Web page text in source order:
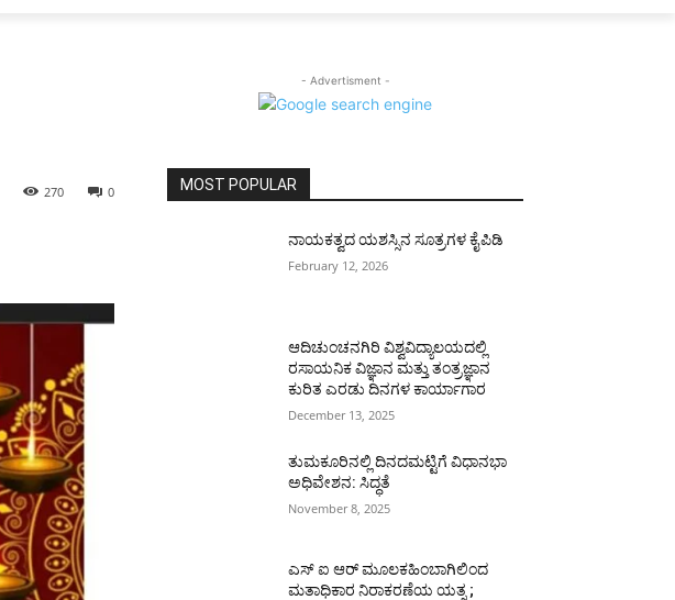
0
270
- Advertisment -
MOST POPULAR
ನಾಯಕತ್ವದ ಯಶಸ್ಸಿನ ಸೂತ್ರಗಳ ಕೈಪಿಡಿ
February 12, 2026
ಆದಿಚುಂಚನಗಿರಿ ವಿಶ್ವವಿದ್ಯಾಲಯದಲ್ಲಿ
ರಸಾಯನಿಕ ವಿಜ್ಞಾನ ಮತ್ತು ತಂತ್ರಜ್ಞಾನ
ಕುರಿತ ಎರಡು ದಿನಗಳ ಕಾರ್ಯಾಗಾರ
December 13, 2025
ತುಮಕೂರಿನಲ್ಲಿ ದಿನದಮಟ್ಟಿಗೆ ವಿಧಾನಭಾ
ಅಧಿವೇಶನ: ಸಿದ್ಧತೆ
November 8, 2025
ಎಸ್ ಐ ಆರ್ ಮೂಲಕಹಿಂಬಾಗಿಲಿಂದ
ಮತಾಧಿಕಾರ ನಿರಾಕರಣೆಯ ಯತ್ನ ;